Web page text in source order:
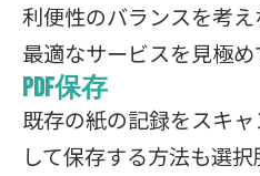
利便性のバランスを考
最適なサービスを見極め
PDF保存
既存の紙の記録をスキ
して保存する方法も選